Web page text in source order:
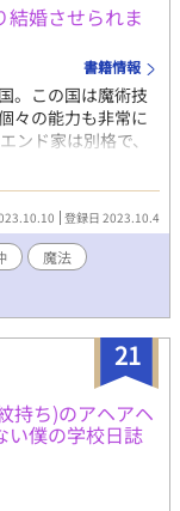
結婚させられま
書籍情報
。この国は魔術技
々の能力も非常に
ンド家は別格で、
た。 だがこの二家
ュア・シルヴィッ
ドも例外なくとに
体に伝播し雰囲気
ち、それを他国に
そんな時、ミステ
「ジョシュア・
を命ずる」
奴と結婚しなき
決まってるだろ
て死んだ方がマシ
とにより、その関
●R18には※付け
登録日 2023.10.4
魔法
21
持ち)のアヘアヘ
い僕の学校日誌